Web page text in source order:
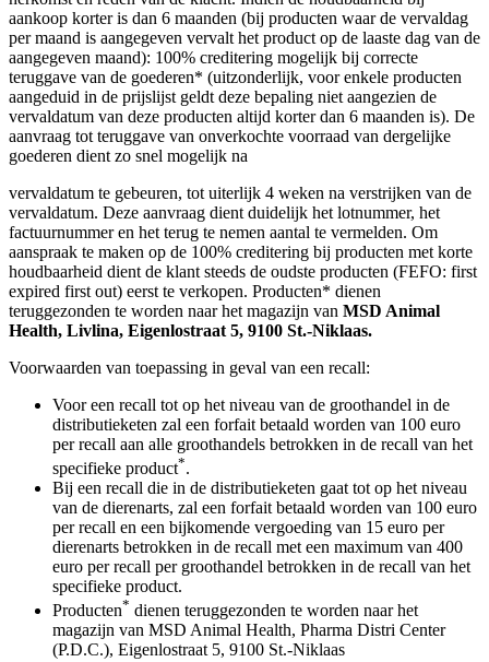
aankoop korter is dan 6 maanden (bij producten waar de vervaldag
per maand is aangegeven vervalt het product op de laaste dag van de
aangegeven maand): 100% creditering mogelijk bij correcte
teruggave van de goederen* (uitzonderlijk, voor enkele producten
aangeduid in de prijslijst geldt deze bepaling niet aangezien de
vervaldatum van deze producten altijd korter dan 6 maanden is). De
aanvraag tot teruggave van onverkochte voorraad van dergelijke
goederen dient zo snel mogelijk na
vervaldatum te gebeuren, tot uiterlijk 4 weken na verstrijken van de
vervaldatum. Deze aanvraag dient duidelijk het lotnummer, het
factuurnummer en het terug te nemen aantal te vermelden. Om
aanspraak te maken op de 100% creditering bij producten met korte
houdbaarheid dient de klant steeds de oudste producten (FEFO: first
expired first out) eerst te verkopen. Producten* dienen
teruggezonden te worden naar het magazijn van MSD Animal
Health, Livlina, Eigenlostraat 5, 9100 St.-Niklaas.
Voorwaarden van toepassing in geval van een recall:
Voor een recall tot op het niveau van de groothandel in de
distributieketen zal een forfait betaald worden van 100 euro
per recall aan alle groothandels betrokken in de recall van het
specifieke product*.
Bij een recall die in de distributieketen gaat tot op het niveau
van de dierenarts, zal een forfait betaald worden van 100 euro
per recall en een bijkomende vergoeding van 15 euro per
dierenarts betrokken in de recall met een maximum van 400
euro per recall per groothandel betrokken in de recall van het
specifieke product.
Producten* dienen teruggezonden te worden naar het
magazijn van MSD Animal Health, Pharma Distri Center
(P.D.C.), Eigenlostraat 5, 9100 St.-Niklaas